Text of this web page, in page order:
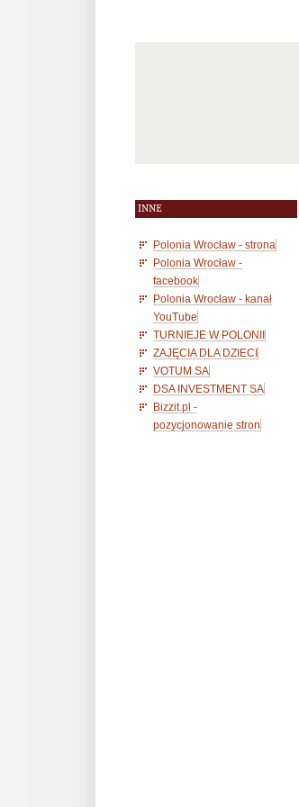
INNE
Polonia Wrocław - strona
Polonia Wrocław -
facebook
Polonia Wrocław - kanał
YouTube
TURNIEJE W POLONII
ZAJĘCIA DLA DZIECI
VOTUM SA
DSA INVESTMENT SA
Bizzit.pl -
pozycjonowanie stron